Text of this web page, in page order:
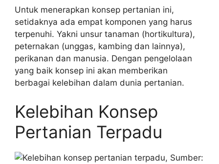
Untuk menerapkan konsep pertanian ini,
setidaknya ada empat komponen yang harus
terpenuhi. Yakni unsur tanaman (hortikultura),
peternakan (unggas, kambing dan lainnya),
perikanan dan manusia. Dengan pengelolaan
yang baik konsep ini akan memberikan
berbagai kelebihan dalam dunia pertanian.
Kelebihan Konsep
Pertanian Terpadu